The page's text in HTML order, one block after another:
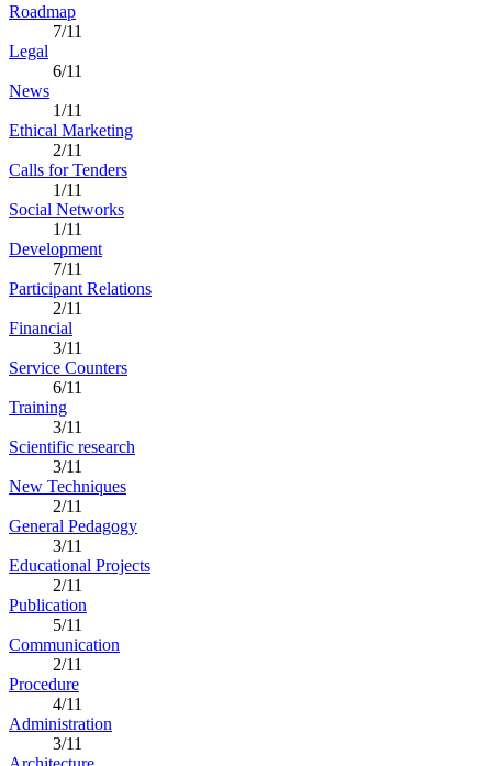
Roadmap
7/11
Legal
6/11
News
1/11
Ethical Marketing
2/11
Calls for Tenders
1/11
Social Networks
1/11
Development
7/11
Participant Relations
2/11
Financial
3/11
Service Counters
6/11
Training
3/11
Scientific research
3/11
New Techniques
2/11
General Pedagogy
3/11
Educational Projects
2/11
Publication
5/11
Communication
2/11
Procedure
4/11
Administration
3/11